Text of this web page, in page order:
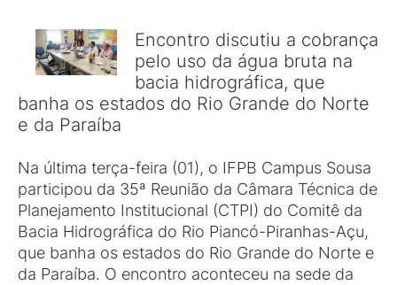
Encontro discutiu a cobrança
pelo uso da água bruta na
bacia hidrográfica, que
banha os estados do Rio Grande do Norte
e da Paraíba
Na última terça-feira (01), o IFPB Campus Sousa
participou da 35ª Reunião da Câmara Técnica de
Planejamento Institucional (CTPI) do Comitê da
Bacia Hidrográfica do Rio Piancó-Piranhas-Açu,
que banha os estados do Rio Grande do Norte e
da Paraíba. O encontro aconteceu na sede da